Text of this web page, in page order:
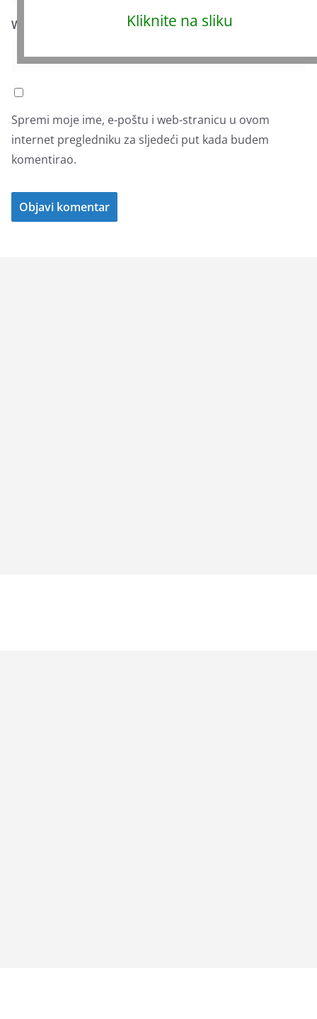
Web-stranica
Spremi moje ime, e-poštu i web-stranicu u ovom
internet pregledniku za sljedeći put kada budem
komentirao.
Kliknite na sliku